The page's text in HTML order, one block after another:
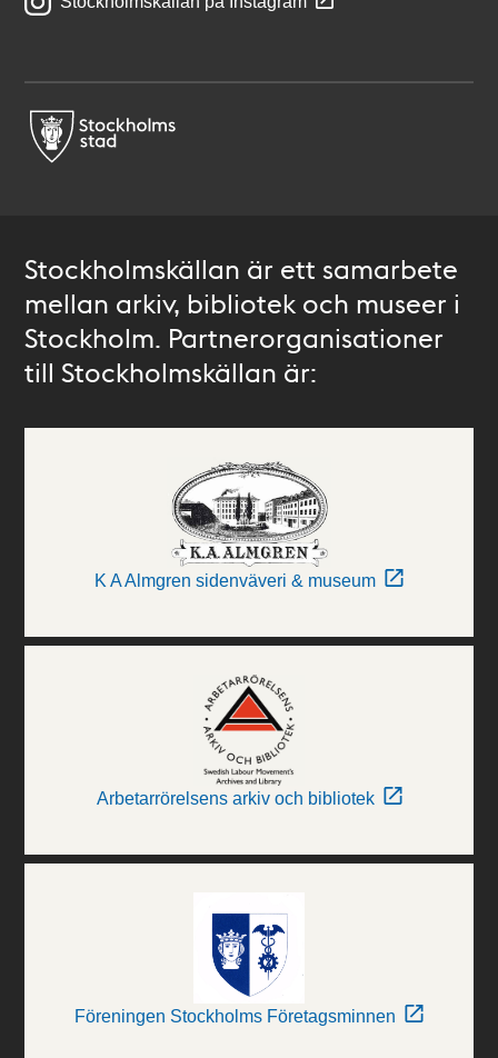
Stockholmskällan är ett samarbete
mellan arkiv, bibliotek och museer i
Stockholm. Partnerorganisationer
till Stockholmskällan är:
K A Almgren sidenväveri & museum
Arbetarrörelsens arkiv och bibliotek
Föreningen Stockholms Företagsminnen